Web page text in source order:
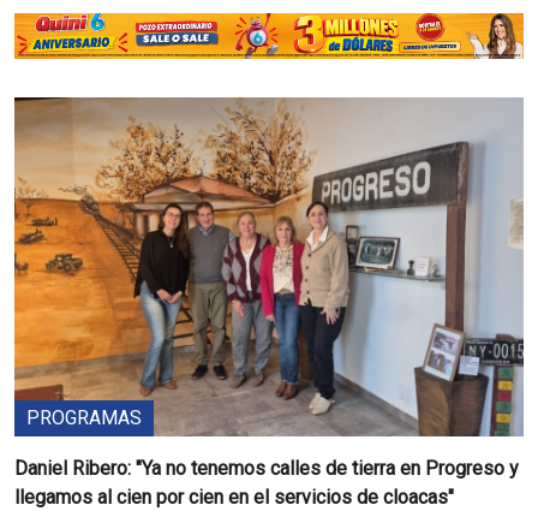
PROGRAMAS
Daniel Ribero: "Ya no tenemos calles de tierra en Progreso y
llegamos al cien por cien en el servicios de cloacas"